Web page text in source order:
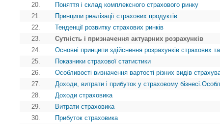
20.
Поняття і склад комплексного страхового ринку
21.
Принципи реалізації страхових продуктів
22.
Тенденції розвитку страхових ринків
23.
Сутність і призначення актуарних розрахунків
24.
Основні принципи здійснення розрахунків страхових
25.
Показники страхової статистики
26.
Особливості визначення вартості різних видів
27.
Доходи, витрати і прибуток у страховому
28.
Доходи страховика
29.
Витрати страховика
30.
Прибуток страховика